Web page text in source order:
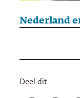
Deel dit